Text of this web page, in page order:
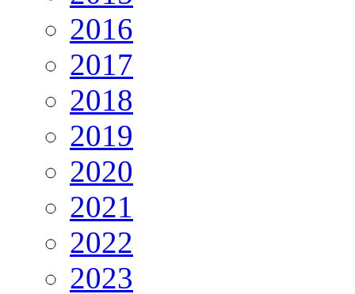
2016
2017
2018
2019
2020
2021
2022
2023